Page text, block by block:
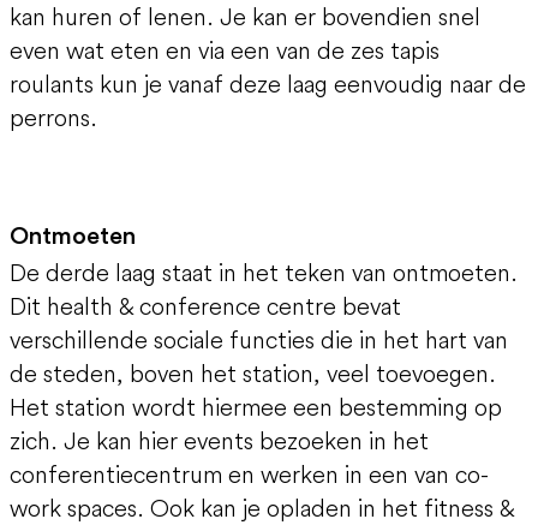
kan huren of lenen. Je kan er bovendien snel
even wat eten en via een van de zes tapis
roulants kun je vanaf deze laag eenvoudig naar de
perrons.
Ontmoeten
De derde laag staat in het teken van ontmoeten.
Dit health & conference centre bevat
verschillende sociale functies die in het hart van
de steden, boven het station, veel toevoegen.
Het station wordt hiermee een bestemming op
zich. Je kan hier events bezoeken in het
conferentiecentrum en werken in een van co-
work spaces. Ook kan je opladen in het fitness &